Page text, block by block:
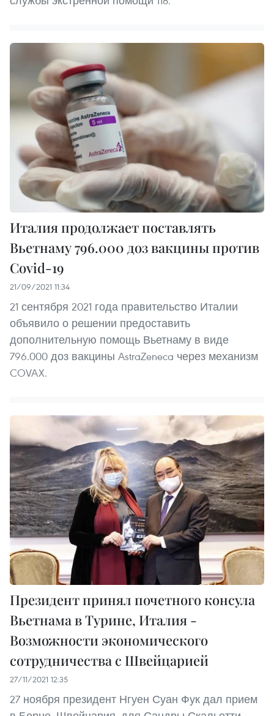
Италия продолжает поставлять
Вьетнаму 796.000 доз вакцины против
Covid-19
21/09/2021 11:34
21 сентября 2021 года правительство Италии
объявило о решении предоставить
дополнительную помощь Вьетнаму в виде
796.000 доз вакцины AstraZeneca через механизм
COVAX.
Президент принял почетного консула
Вьетнама в Турине, Италия -
Возможности экономического
сотрудничества с Швейцарией
27/11/2021 12:35
27 ноября президент Нгуен Суан Фук дал прием